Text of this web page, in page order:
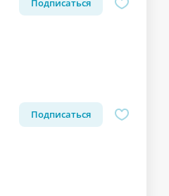
Подписаться
Подписаться